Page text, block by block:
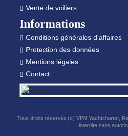
Vente de voiliers
Informations
Conditions générales d'affaires
Protection des données
Mentions légales
Contact
Tous droits réservés (c) VPM Yachtcharter,
interdite sans